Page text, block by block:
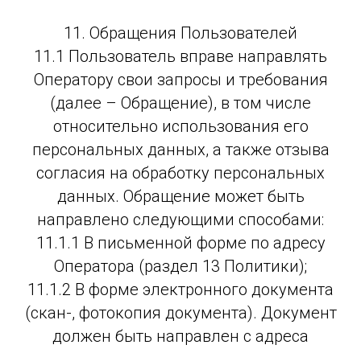
11. Обращения Пользователей
11.1 Пользователь вправе направлять
Оператору свои запросы и требования
(далее – Обращение), в том числе
относительно использования его
персональных данных, а также отзыва
согласия на обработку персональных
данных. Обращение может быть
направлено следующими способами:
11.1.1 В письменной форме по адресу
Оператора (раздел 13 Политики);
11.1.2 В форме электронного документа
(скан-, фотокопия документа). Документ
должен быть направлен с адреса